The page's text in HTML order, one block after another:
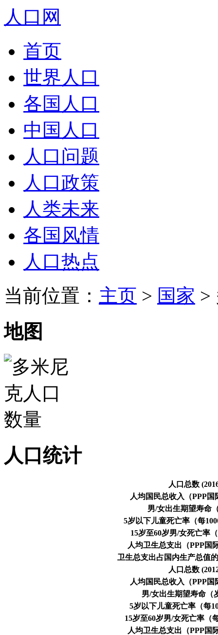
人口网
首页
世界人口
各国人口
中国人口
人口问题
人口政策
人类未来
各国风情
人口热点
当前位置： 主页 > 国家 >
地图
人口统计
人口总数
人均国民总收入（PPP国
男/女出生期望寿命
5岁以下儿童死亡率（每
15岁至60岁男/女死亡率
人均卫生总支出（PPP国
卫生总支出占国内生产总值
人口总数
人均国民总收入（PPP国
男/女出生期望寿命（
5岁以下儿童死亡率（每
15岁至60岁男/女死亡率（
人均卫生总支出（PPP国